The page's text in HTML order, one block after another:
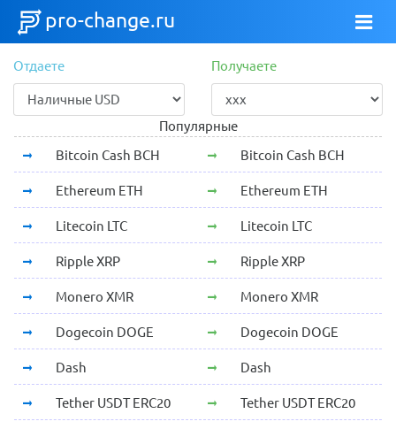
pro-change.ru
Отдаете Получаете
Популярные
Bitcoin Cash BCH
Bitcoin Cash BCH
Ethereum ETH Ethereum ETH
Litecoin LTC Litecoin LTC
Ripple XRP Ripple XRP
Monero XMR Monero XMR
Dogecoin DOGE Dogecoin DOGE
Dash Dash
Tether USDT ERC20 Tether USDT ERC20